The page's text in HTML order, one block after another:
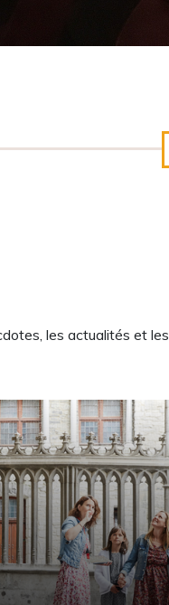
les actualités et